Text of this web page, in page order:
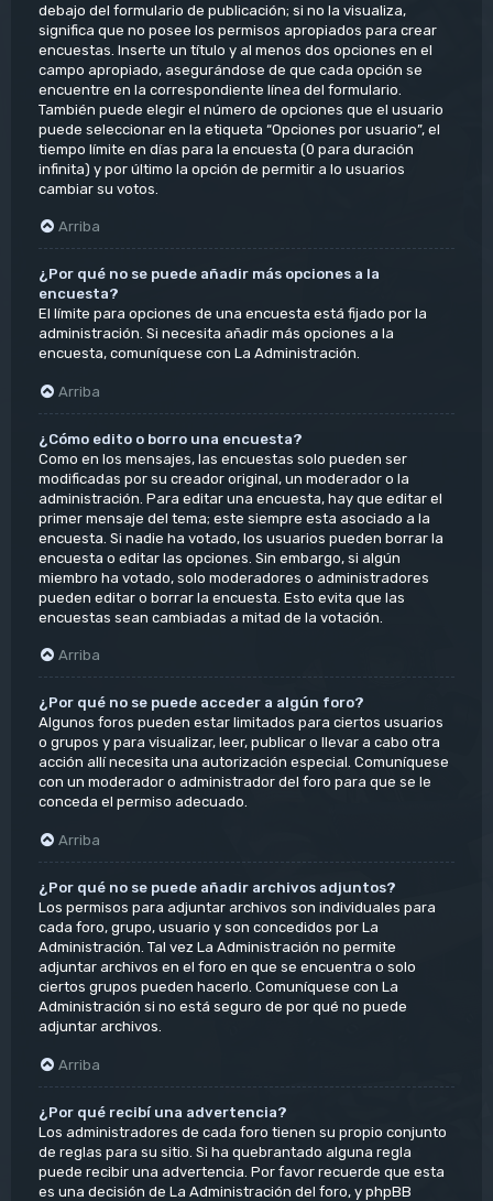
debajo del formulario de publicación; si no la visualiza,
significa que no posee los permisos apropiados para crear
encuestas. Inserte un título y al menos dos opciones en el
campo apropiado, asegurándose de que cada opción se
encuentre en la correspondiente línea del formulario.
También puede elegir el número de opciones que el usuario
puede seleccionar en la etiqueta “Opciones por usuario”, el
tiempo límite en días para la encuesta (0 para duración
infinita) y por último la opción de permitir a lo usuarios
cambiar su votos.
Arriba
¿Por qué no se puede añadir más opciones a la
encuesta?
El límite para opciones de una encuesta está fijado por la
administración. Si necesita añadir más opciones a la
encuesta, comuníquese con La Administración.
Arriba
¿Cómo edito o borro una encuesta?
Como en los mensajes, las encuestas solo pueden ser
modificadas por su creador original, un moderador o la
administración. Para editar una encuesta, hay que editar el
primer mensaje del tema; este siempre esta asociado a la
encuesta. Si nadie ha votado, los usuarios pueden borrar la
encuesta o editar las opciones. Sin embargo, si algún
miembro ha votado, solo moderadores o administradores
pueden editar o borrar la encuesta. Esto evita que las
encuestas sean cambiadas a mitad de la votación.
Arriba
¿Por qué no se puede acceder a algún foro?
Algunos foros pueden estar limitados para ciertos usuarios
o grupos y para visualizar, leer, publicar o llevar a cabo otra
acción allí necesita una autorización especial. Comuníquese
con un moderador o administrador del foro para que se le
conceda el permiso adecuado.
Arriba
¿Por qué no se puede añadir archivos adjuntos?
Los permisos para adjuntar archivos son individuales para
cada foro, grupo, usuario y son concedidos por La
Administración. Tal vez La Administración no permite
adjuntar archivos en el foro en que se encuentra o solo
ciertos grupos pueden hacerlo. Comuníquese con La
Administración si no está seguro de por qué no puede
adjuntar archivos.
Arriba
¿Por qué recibí una advertencia?
Los administradores de cada foro tienen su propio conjunto
de reglas para su sitio. Si ha quebrantado alguna regla
puede recibir una advertencia. Por favor recuerde que esta
es una decisión de La Administración del foro, y phpBB